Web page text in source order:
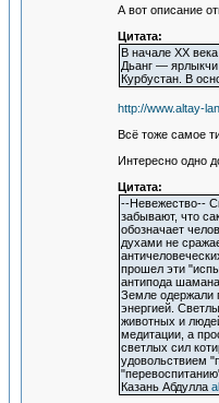
А вот описание
Цитата:
В начале XX
Дьанг — ярлыкчи
Курбустан. В
http://www.altay-
Всё тоже самое
Интересно одно
Цитата:
--Невежество--
забывают, что
обозначает
духами не
прошел эти
антипода
Земле одержали
энергией.
животных и
медитации, а
светлых сил
удовольствием
Казань Абдулла